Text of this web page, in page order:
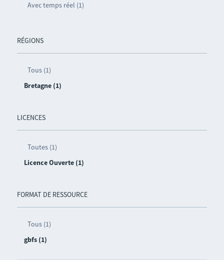
Avec temps réel (1)
RÉGIONS
Tous (1)
Bretagne (1)
LICENCES
Toutes (1)
Licence Ouverte (1)
FORMAT DE RESSOURCE
Tous (1)
gbfs (1)